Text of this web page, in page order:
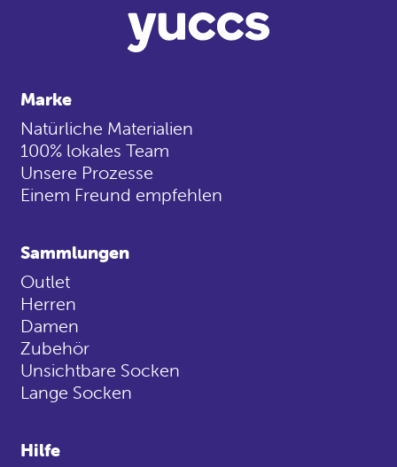
Marke
Natürliche Materialien
100% lokales Team
Unsere Prozesse
Einem Freund empfehlen
Sammlungen
Outlet
Herren
Damen
Zubehör
Unsichtbare Socken
Lange Socken
Hilfe